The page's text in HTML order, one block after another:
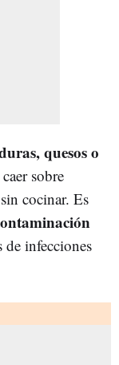
quesos o
sobre
cocinar. Es
de infecciones